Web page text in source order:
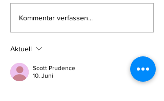
Kommentar verfassen...
Aktuell
Scott Prudence
10. Juni